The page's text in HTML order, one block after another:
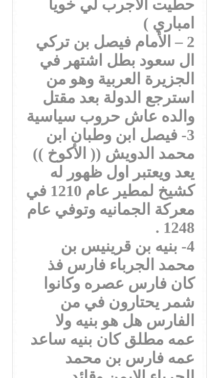
حطيت الاجرب لي خوياً
امباري )
2 – الأمام فيصل بن تركي
ال سعود بطل اشتهر في
الجزيرة العربية وهو من
استرجع الدولة بعد مقتل
والده عاش حروب سياسية
3- فيصل ابن وطبان ابن
محمد الدويش (( الأكوخ ))
يعد ويعتبر اول ظهور له
كشيخ لمطير عام 1210 في
معركة الجمانيه وتوفي عام
1248 .
4- بنيه بن قرينيس بن
محمد الجرباء فارس فذ
كان فارس عصره وكانوا
شمر يحتارون في من
الفارس هل هو بنيه ولا
عمه مطلق كان بنيه ساعد
عمه فارس بن محمد